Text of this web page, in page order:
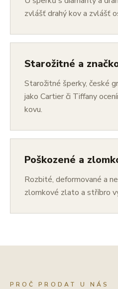
zvlášť drahý kov a zvlášť
Starožitné a
Starožitné šperky, české
jako Cartier či Tiffany
kovu.
Poškozené a
Rozbité, deformované a
zlomkové zlato a stříbro
PROČ PRODAT U NÁS